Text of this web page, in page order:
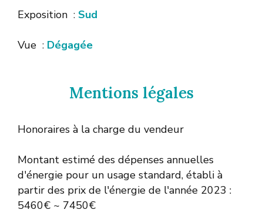
Exposition Sud
Vue Dégagée
Mentions légales
Honoraires à la charge du vendeur
Montant estimé des dépenses annuelles
d'énergie pour un usage standard, établi à
partir des prix de l'énergie de l'année 2023 :
5460€ ~ 7450€